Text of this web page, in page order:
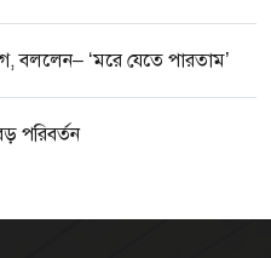
বললেন– ‘মরে যেতে পারতাম’
পরিবর্তন